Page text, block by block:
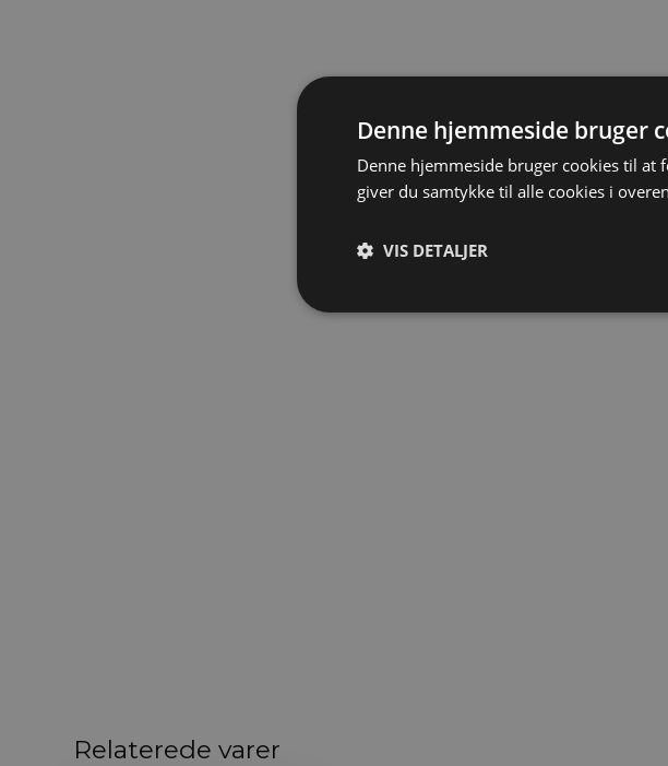
Relaterede varer
Denne hjemmeside bruger
Denne hjemmeside bruger cookies til at
giver du samtykke til alle cookies i
VIS DETALJER